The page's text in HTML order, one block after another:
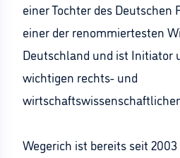
einer Tochter des Deutschen
einer der renommiertesten
Deutschland und ist Initiator
wichtigen rechts- und
Wegerich ist bereits seit